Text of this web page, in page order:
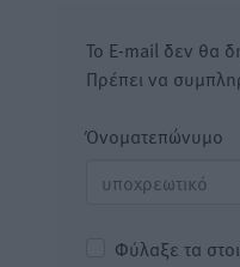
Το E-mail δεν θα
Πρέπει να
Όνοματεπώνυμο
Φύλαξε τα